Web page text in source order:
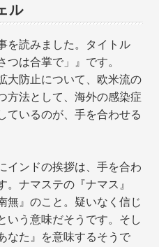
ル
を読みました。タイトル
つは合掌で」』です。
大防止について、欧米流の
方法として、海外の感染症
ているのが、手を合わせる
インドの挨拶は、手を合わ
。ナマステの『ナマス』
無』のこと。疑いなく信じ
いう意味だそうです。そし
なた』を意味するそうで